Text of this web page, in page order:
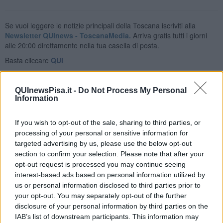
QUInewsPisa.it - Do Not Process My Personal
Information
If you wish to opt-out of the sale, sharing to third parties, or
processing of your personal or sensitive information for
targeted advertising by us, please use the below opt-out
section to confirm your selection. Please note that after your
opt-out request is processed you may continue seeing
interest-based ads based on personal information utilized by
us or personal information disclosed to third parties prior to
your opt-out. You may separately opt-out of the further
disclosure of your personal information by third parties on the
IAB’s list of downstream participants. This information may
Se vuoi leggere le notizie principali della Toscana iscriviti alla
Newsletter QUInews - ToscanaMedia. Arriva gratis tutti i giorni
alle 20:00 direttamente nella tua casella di posta.
Basta cliccare QUI
Ti potrebbe interessare anche:
Articoli dal Blog “Vignaioli e vini” di Nadio Stronchi
​Che “Odissea sia”
Scuola di vita e creatività
​La volontà di essere “primi”
Norme viticole e enologiche che miglioreranno la qualità